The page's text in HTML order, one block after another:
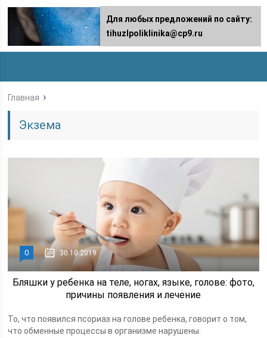
Главная
Экзема
0 30.10.2019
Бляшки у ребенка на теле, ногах, языке, голове: фото,
причины появления и лечение
То, что появился псориаз на голове ребенка, говорит о том,
что обменные процессы в организме нарушены.
Для любых предложений по сайту:
tihuzlpoliklinika@cp9.ru